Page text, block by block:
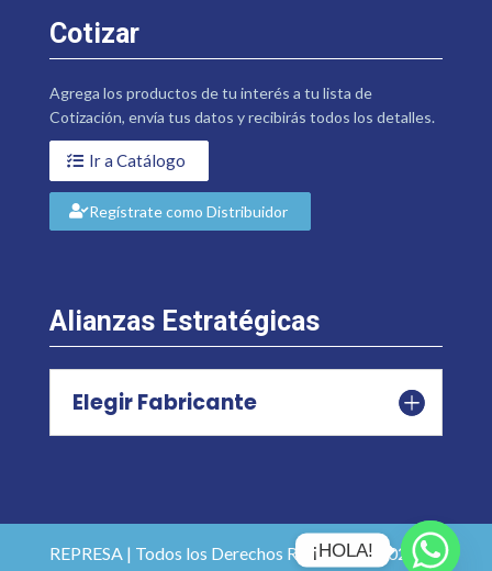
Cotizar
Agrega los productos de tu interés a tu lista de
Cotización, envía tus datos y recibirás todos los detalles.
Ir a Catálogo
Regístrate como Distribuidor
Alianzas Estratégicas
Elegir Fabricante
REPRESA | Todos los Derechos Reservados 2026 |
¡HOLA!